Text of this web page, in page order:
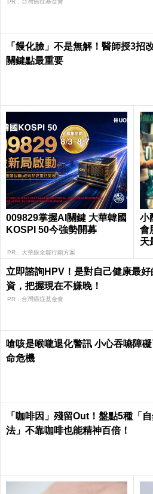
PR．台灣癌症基金會
「饅化臉」不是無解！醫師授3
關鍵點最重要
009829掌握AI關鍵 大華韓國
KOSPI 50今強勢開募
PR．大華銀全能行銷方案
小
會
天
立即諮詢HPV！是對自己健康最好
資，把握現在不嫌晚！
PR．台灣癌症基金會
嗆咳是喉嚨退化警訊 小心吞嚥障
命危機
「咖啡因」殘留Out！盤點5種「
法」不靠咖啡也能精神百倍！